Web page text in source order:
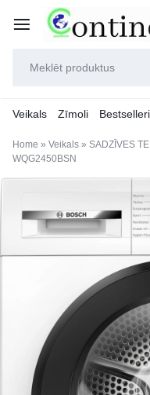
Veikals Zīmoli Bestselleri
Home » Veikals » SADZĪVES
WQG2450BSN